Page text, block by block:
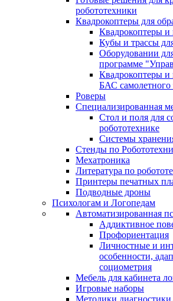
робототехники
Квадрокоптеры для
Квадрокоптеры
Кубы и трассы
Оборудовании
программе
Квадрокоптеры
БАС самолетного
Роверы
Специализированная
Стол и поля для
робототехнике
Системы
Стенды по
Мехатроника
Литература по
Принтеры печатных
Подводные дроны
Психологам и Логопедам
Автоматизированная
Аддиктивное
Профориентация
Личностные и
особенности,
социометрия
Мебель для кабинета
Игровые наборы